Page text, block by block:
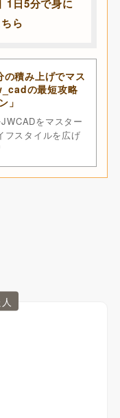
1日5分で身に
ら
の積み上げでマス
の最短攻略
」
をマスター
フスタイルを広げ